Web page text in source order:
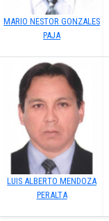
MARIO NESTOR GONZALES
PAJA
LUIS ALBERTO MENDOZA
PERALTA